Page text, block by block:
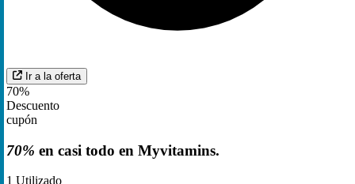
Ir a la oferta
70%
Descuento
cupón
70% en casi todo en Myvitamins.
1 Utilizado